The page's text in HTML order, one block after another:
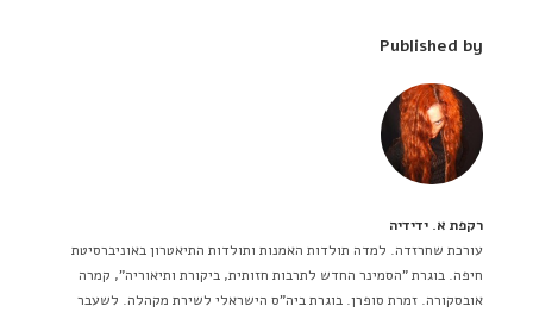
Published by
רקפת א. ידידיה
עורכת שחרזדה. למדה תולדות האמנות ותולדות התיאטרון באוניברסיטת
חיפה. בוגרת "הסמינר החדש לתרבות חזותית, ביקורת ותיאוריה", קמרה
אובסקורה. זמרת סופרן. בוגרת ביה"ס הישראלי לשירת מקהלה. לשעבר